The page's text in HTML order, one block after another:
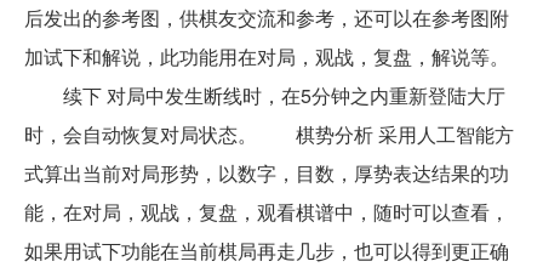
后发出的参考图，供棋友交流和参考，还可以在参考图附
加试下和解说，此功能用在对局，观战，复盘，解说等。
续下 对局中发生断线时，在5分钟之内重新登陆大厅
时，会自动恢复对局状态。 棋势分析 采用人工智能方
式算出当前对局形势，以数字，目数，厚势表达结果的功
能，在对局，观战，复盘，观看棋谱中，随时可以查看，
如果用试下功能在当前棋局再走几步，也可以得到更正确